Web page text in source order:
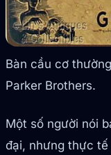
Bàn cầu cơ
Parker Brothers.
Một số người nói
đại, nhưng thực